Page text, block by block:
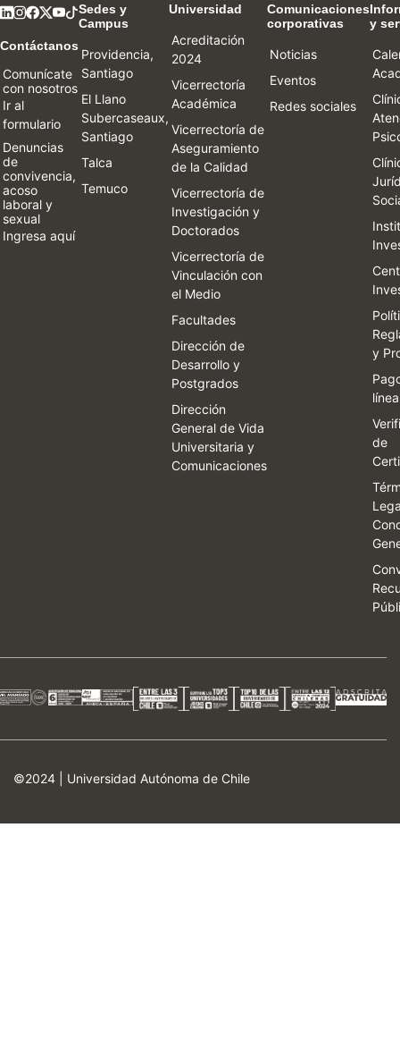
Contáctanos
Comunícate
con nosotros
Ir al
formulario
Denuncias
de
convivencia,
acoso
laboral y
sexual
Ingresa aquí
Sedes y
Campus
Providencia,
Santiago
El Llano
Subercaseaux,
Santiago
Talca
Temuco
Universidad
Acreditación
2024
Vicerrectoría
Académica
Vicerrectoría de
Aseguramiento
de la Calidad
Vicerrectoría de
Investigación y
Doctorados
Vicerrectoría de
Vinculación con
el Medio
Facultades
Dirección de
Desarrollo y
Postgrados
Dirección
General de Vida
Universitaria y
Comunicaciones
Comunicaciones
corporativas
Noticias
Eventos
Redes sociales
y
y
línea
de
©2024 | Universidad Autónoma de Chile